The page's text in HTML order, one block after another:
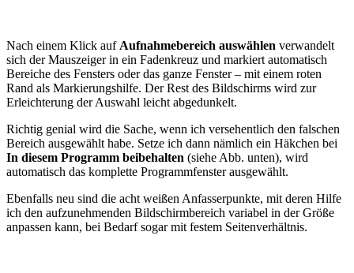
Nach einem Klick aufAufnahmebereich auswählen verwandelt
sich der Mauszeiger in ein Fadenkreuz und markiert automatisch
Bereiche des Fensters oder das ganze Fenster – mit einem roten
Rand als Markierungshilfe. Der Rest des Bildschirms wird zur
Erleichterung der Auswahl leicht abgedunkelt.
Richtig genial wird die Sache, wenn ich versehentlich den falschen
Bereich ausgewählt habe. Setze ich dann nämlich ein Häkchen bei
In diesem Programm beibehalten (siehe Abb. unten), wird
automatisch das komplette Programmfenster ausgewählt.
Ebenfalls neu sind die acht weißen Anfasserpunkte, mit deren Hilfe
ich den aufzunehmenden Bildschirmbereich variabel in der Größe
anpassen kann, bei Bedarf sogar mit festem Seitenverhältnis.